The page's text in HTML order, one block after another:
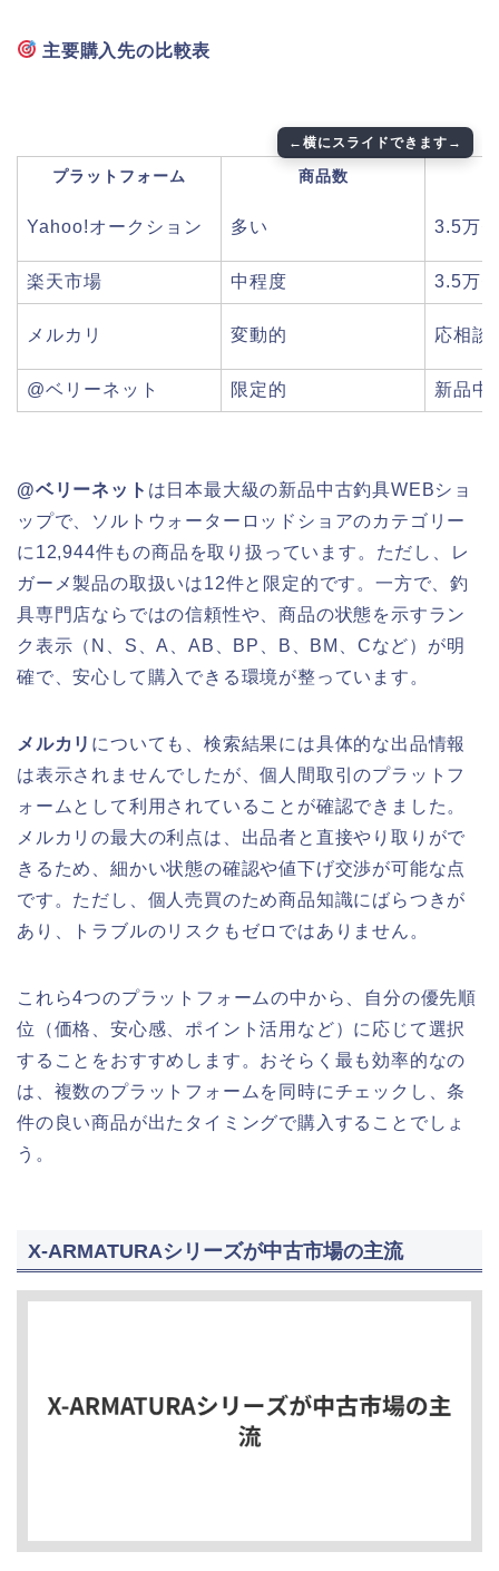
主要購入先の比較表
プラットフォーム 商品数
Yahoo!オークション 多い 3.5万
楽天市場 中程度 3.5万
メルカリ 変動的 応相談
@ベリーネット 限定的 新品中
@ベリーネット は日本最大級の新品中古釣具WEBショ
ップで、ソルトウォーターロッドショアのカテゴリー
に12,944件もの商品を取り扱っています。ただし、レ
ガーメ製品の取扱いは12件と限定的です。一方で、釣
具専門店ならではの信頼性や、商品の状態を示すラン
ク表示（N、S、A、AB、BP、B、BM、Cなど）が明
確で、安心して購入できる環境が整っています。
メルカリ についても、検索結果には具体的な出品情報
は表示されませんでしたが、個人間取引のプラットフ
ォームとして利用されていることが確認できました。
メルカリの最大の利点は、出品者と直接やり取りがで
きるため、細かい状態の確認や値下げ交渉が可能な点
です。ただし、個人売買のため商品知識にばらつきが
あり、トラブルのリスクもゼロではありません。
これら4つのプラットフォームの中から、自分の優先順
位（価格、安心感、ポイント活用など）に応じて選択
することをおすすめします。おそらく最も効率的なの
は、複数のプラットフォームを同時にチェックし、条
件の良い商品が出たタイミングで購入することでしょ
う。
X-ARMATURAシリーズが中古市場の主流